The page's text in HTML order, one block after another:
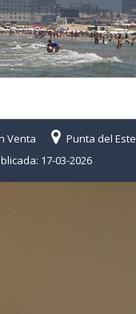
Venta Punta del Este
17-03-2026